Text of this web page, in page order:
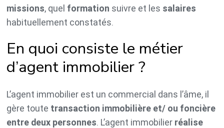
missions, quel formation suivre et les salaires
habituellement constatés.
En quoi consiste le métier
d’agent immobilier ?
L’agent immobilier est un commercial dans l’âme, il
gère toute transaction immobilière et/ ou foncière
entre deux personnes. L’agent immobilier réalise